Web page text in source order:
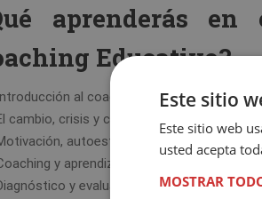
aprenderás en
Educativo?
al coaching
cambio, crisis y construcción de la identidad
autoestima, autoconfianza
y aprendizaje
y evaluación en psicopedagogía
Este sitio
Este sitio web
usted acepta
MOSTRAR